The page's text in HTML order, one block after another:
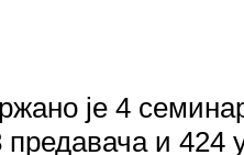
је 4
предавача и 424